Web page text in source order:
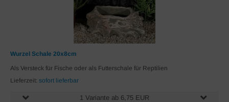
Wurzel Schale 20x8cm
Als Versteck für Fische oder als Futterschale für Reptilien
Lieferzeit: sofort lieferbar
1 Variante ab 6,75 EUR